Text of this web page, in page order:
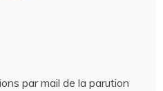
par mail de la parution